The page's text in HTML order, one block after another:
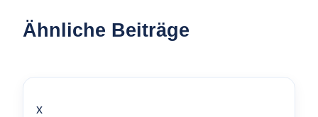
Ähnliche Beiträge
x